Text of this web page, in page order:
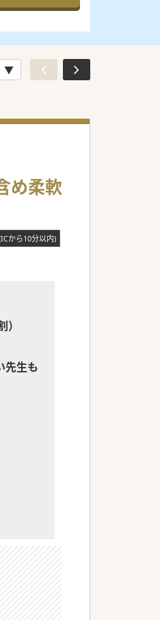
め柔軟
から10分以内)
先生も